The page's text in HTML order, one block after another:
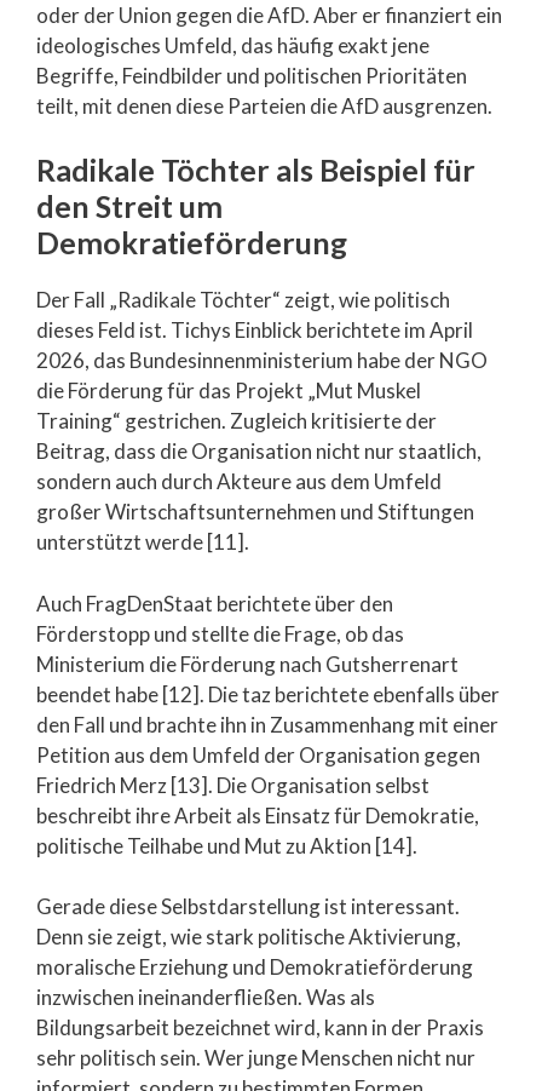
oder der Union gegen die AfD. Aber er finanziert ein
ideologisches Umfeld, das häufig exakt jene
Begriffe, Feindbilder und politischen Prioritäten
teilt, mit denen diese Parteien die AfD ausgrenzen.
Radikale Töchter als Beispiel für
den Streit um
Demokratieförderung
Der Fall „Radikale Töchter“ zeigt, wie politisch
dieses Feld ist. Tichys Einblick berichtete im April
2026, das Bundesinnenministerium habe der NGO
die Förderung für das Projekt „Mut Muskel
Training“ gestrichen. Zugleich kritisierte der
Beitrag, dass die Organisation nicht nur staatlich,
sondern auch durch Akteure aus dem Umfeld
großer Wirtschaftsunternehmen und Stiftungen
unterstützt werde [11].
Auch FragDenStaat berichtete über den
Förderstopp und stellte die Frage, ob das
Ministerium die Förderung nach Gutsherrenart
beendet habe [12]. Die taz berichtete ebenfalls über
den Fall und brachte ihn in Zusammenhang mit einer
Petition aus dem Umfeld der Organisation gegen
Friedrich Merz [13]. Die Organisation selbst
beschreibt ihre Arbeit als Einsatz für Demokratie,
politische Teilhabe und Mut zu Aktion [14].
Gerade diese Selbstdarstellung ist interessant.
Denn sie zeigt, wie stark politische Aktivierung,
moralische Erziehung und Demokratieförderung
inzwischen ineinanderfließen. Was als
Bildungsarbeit bezeichnet wird, kann in der Praxis
sehr politisch sein. Wer junge Menschen nicht nur